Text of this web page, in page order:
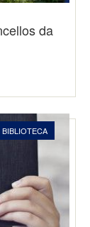
da
BIBLIOTECA